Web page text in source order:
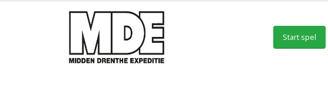
Start spel